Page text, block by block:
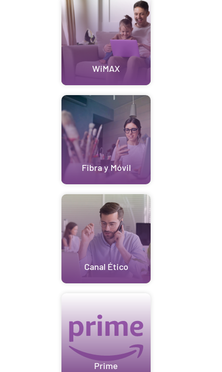
WiMAX
Fibra y Móvil
Canal Ético
Prime